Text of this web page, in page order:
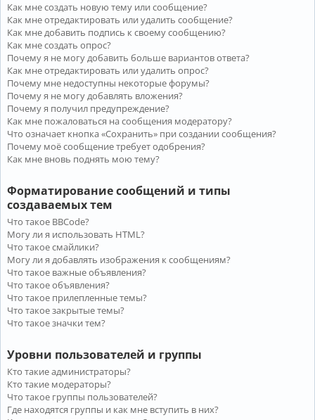
Как мне создать новую тему или сообщение?
Как мне отредактировать или удалить сообщение?
Как мне добавить подпись к своему сообщению?
Как мне создать опрос?
Почему я не могу добавить больше вариантов ответа?
Как мне отредактировать или удалить опрос?
Почему мне недоступны некоторые форумы?
Почему я не могу добавлять вложения?
Почему я получил предупреждение?
Как мне пожаловаться на сообщения модератору?
Что означает кнопка «Сохранить» при создании сообщения?
Почему моё сообщение требует одобрения?
Как мне вновь поднять мою тему?
Форматирование сообщений и типы
создаваемых тем
Что такое BBCode?
Могу ли я использовать HTML?
Что такое смайлики?
Могу ли я добавлять изображения к сообщениям?
Что такое важные объявления?
Что такое объявления?
Что такое прилепленные темы?
Что такое закрытые темы?
Что такое значки тем?
Уровни пользователей и группы
Кто такие администраторы?
Кто такие модераторы?
Что такое группы пользователей?
Где находятся группы и как мне вступить в них?